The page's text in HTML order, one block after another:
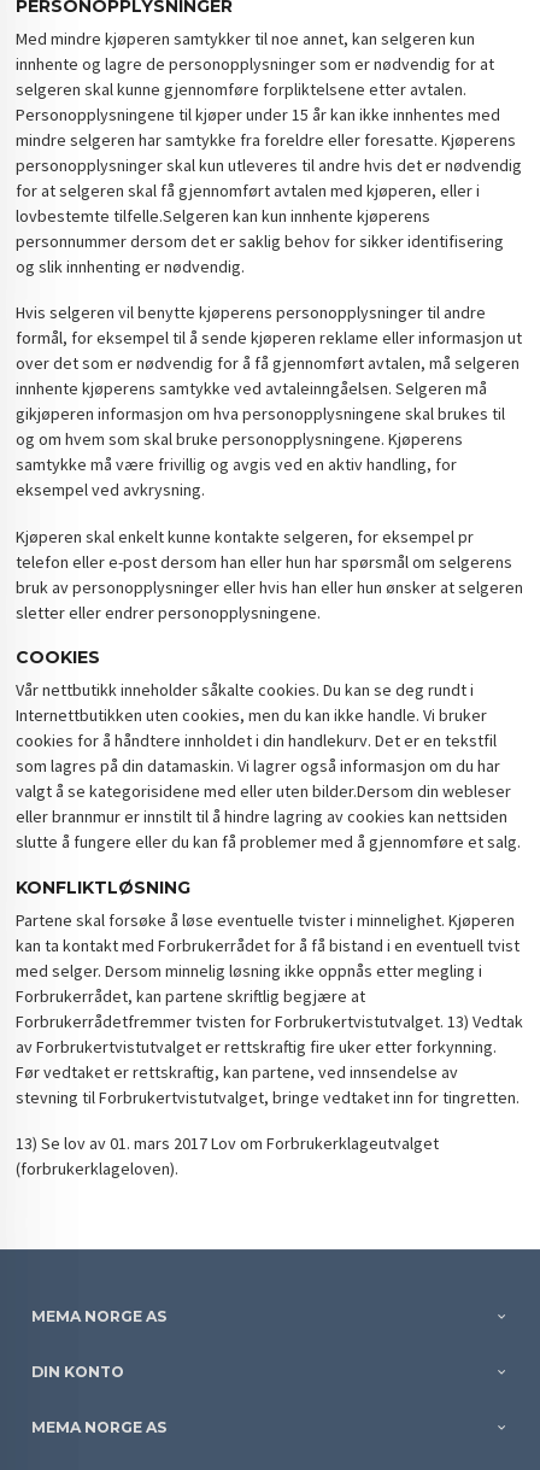
PERSONOPPLYSNINGER
Med mindre kjøperen samtykker til noe annet, kan selgeren kun
innhente og lagre de personopplysninger som er nødvendig for at
selgeren skal kunne gjennomføre forpliktelsene etter avtalen.
Personopplysningene til kjøper under 15 år kan ikke innhentes med
mindre selgeren har samtykke fra foreldre eller foresatte. Kjøperens
personopplysninger skal kun utleveres til andre hvis det er nødvendig
for at selgeren skal få gjennomført avtalen med kjøperen, eller i
lovbestemte tilfelle.Selgeren kan kun innhente kjøperens
personnummer dersom det er saklig behov for sikker identifisering
og slik innhenting er nødvendig.
Hvis selgeren vil benytte kjøperens personopplysninger til andre
formål, for eksempel til å sende kjøperen reklame eller informasjon ut
over det som er nødvendig for å få gjennomført avtalen, må selgeren
innhente kjøperens samtykke ved avtaleinngåelsen. Selgeren må
gikjøperen informasjon om hva personopplysningene skal brukes til
og om hvem som skal bruke personopplysningene. Kjøperens
samtykke må være frivillig og avgis ved en aktiv handling, for
eksempel ved avkrysning.
Kjøperen skal enkelt kunne kontakte selgeren, for eksempel pr
telefon eller e-post dersom han eller hun har spørsmål om selgerens
bruk av personopplysninger eller hvis han eller hun ønsker at selgeren
sletter eller endrer personopplysningene.
COOKIES
Vår nettbutikk inneholder såkalte cookies. Du kan se deg rundt i
Internettbutikken uten cookies, men du kan ikke handle. Vi bruker
cookies for å håndtere innholdet i din handlekurv. Det er en tekstfil
som lagres på din datamaskin. Vi lagrer også informasjon om du har
valgt å se kategorisidene med eller uten bilder.Dersom din webleser
eller brannmur er innstilt til å hindre lagring av cookies kan nettsiden
slutte å fungere eller du kan få problemer med å gjennomføre et salg.
KONFLIKTLØSNING
Partene skal forsøke å løse eventuelle tvister i minnelighet. Kjøperen
kan ta kontakt med Forbrukerrådet for å få bistand i en eventuell tvist
med selger. Dersom minnelig løsning ikke oppnås etter megling i
Forbrukerrådet, kan partene skriftlig begjære at
Forbrukerrådetfremmer tvisten for Forbrukertvistutvalget. 13) Vedtak
av Forbrukertvistutvalget er rettskraftig fire uker etter forkynning.
Før vedtaket er rettskraftig, kan partene, ved innsendelse av
stevning til Forbrukertvistutvalget, bringe vedtaket inn for tingretten.
13) Se lov av 01. mars 2017 Lov om Forbrukerklageutvalget
(forbrukerklageloven).
MEMA NORGE AS
DIN KONTO
MEMA NORGE AS